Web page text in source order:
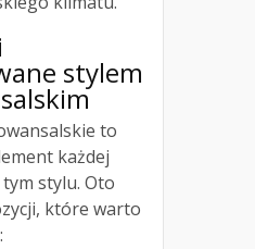
stylem
to
każdej
stylu. Oto
które warto